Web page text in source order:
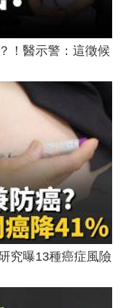
！醫示警：這徵候
究曝13種癌症風險